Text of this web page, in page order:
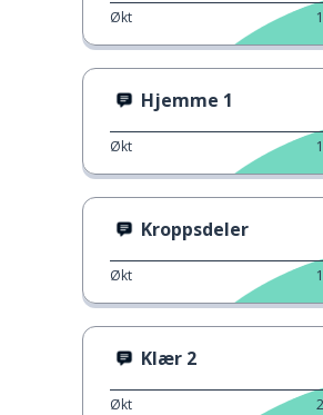
Økt
Hjemme 1
Økt
Kroppsdeler
Økt
Klær 2
Økt